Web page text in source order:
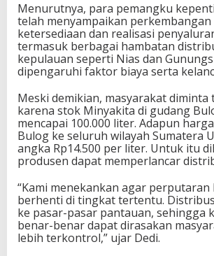
Menurutnya, para pemangku
telah menyampaikan
ketersediaan dan realisasi
termasuk berbagai hambatan
kepulauan seperti Nias dan
dipengaruhi faktor biaya serta
Meski demikian, masyarakat
karena stok Minyakita di gudang
mencapai 100.000 liter. Adapun
Bulog ke seluruh wilayah Sumatera
angka Rp14.500 per liter. Untuk itu
produsen dapat memperlancar
“Kami menekankan agar
berhenti di tingkat tertentu.
ke pasar-pasar pantauan, sehingga
benar-benar dapat dirasakan
lebih terkontrol,” ujar Dedi.